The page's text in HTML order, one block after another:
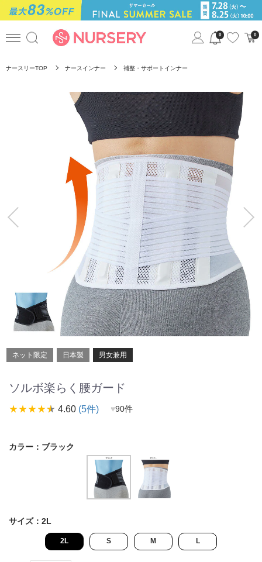
0 0
ナースリーTOP ナースインナー 補整・サポートインナー
ネット限定 日本製 男女兼用
ソルボ楽らく腰ガード
star_ratestar_ratestar_ratestar_ratestar_rate 4.60 (5件) ♥90件
カラー： ブラック
サイズ： 2L
2L S M L